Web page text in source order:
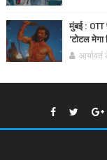
मुंबई :
'टोटल मेगा